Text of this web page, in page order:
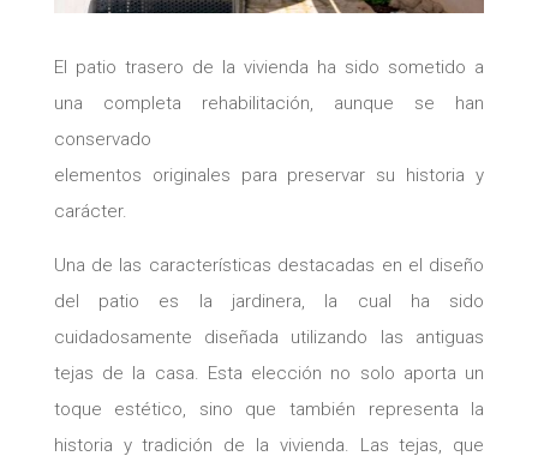
El patio trasero de la vivienda ha sido sometido a
una completa rehabilitación, aunque se han
conservado
elementos originales para preservar su historia y
carácter.
Una de las características destacadas en el diseño
del patio es la jardinera, la cual ha sido
cuidadosamente diseñada utilizando las antiguas
tejas de la casa. Esta elección no solo aporta un
toque estético, sino que también representa la
historia y tradición de la vivienda. Las tejas, que